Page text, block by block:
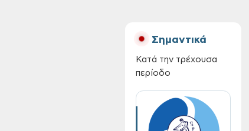
Σημαντικά
Κατά την τρέχουσα
περίοδο